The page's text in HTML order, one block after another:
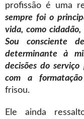
profissão é uma
sempre foi o
vida, como
Sou consciente
determinante à
decisões do
com a
frisou.
Ele ainda